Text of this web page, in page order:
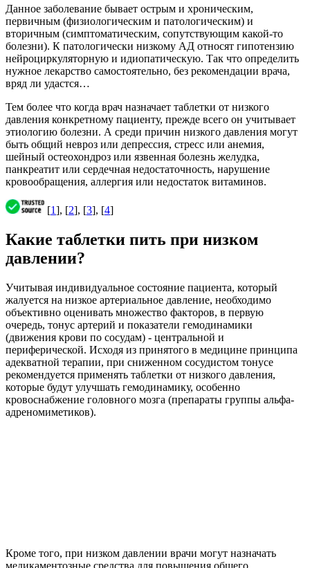
Данное заболевание бывает острым и хроническим,
первичным (физиологическим и патологическим) и
вторичным (симптоматическим, сопутствующим какой-то
болезни). К патологически низкому АД относят гипотензию
нейроциркуляторную и идиопатическую. Так что определить
нужное лекарство самостоятельно, без рекомендации врача,
вряд ли удастся…
Тем более что когда врач назначает таблетки от низкого
давления конкретному пациенту, прежде всего он учитывает
этиологию болезни. А среди причин низкого давления могут
быть общий невроз или депрессия, стресс или анемия,
шейный остеохондроз или язвенная болезнь желудка,
панкреатит или сердечная недостаточность, нарушение
кровообращения, аллергия или недостаток витаминов.
[1], [2], [3], [4]
Какие таблетки пить при низком
давлении?
Учитывая индивидуальное состояние пациента, который
жалуется на низкое артериальное давление, необходимо
объективно оценивать множество факторов, в первую
очередь, тонус артерий и показатели гемодинамики
(движения крови по сосудам) - центральной и
периферической. Исходя из принятого в медицине принципа
адекватной терапии, при сниженном сосудистом тонусе
рекомендуется применять таблетки от низкого давления,
которые будут улучшать гемодинамику, особенно
кровоснабжение головного мозга (препараты группы альфа-
адреномиметиков).
Кроме того, при низком давлении врачи могут назначать
медикаментозные средства для повышения общего